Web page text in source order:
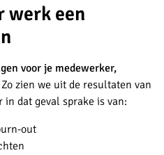
werk een
voor je medewerker,
Zo zien we uit de resultaten van
in dat geval sprake is van:
out